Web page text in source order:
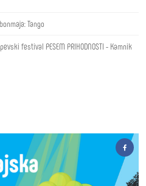
Tango
festival PESEM PRIHODNOSTI - Kamnik